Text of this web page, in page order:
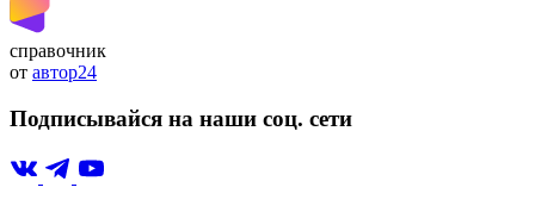
справочник
от автор24
Подписывайся на наши соц. сети